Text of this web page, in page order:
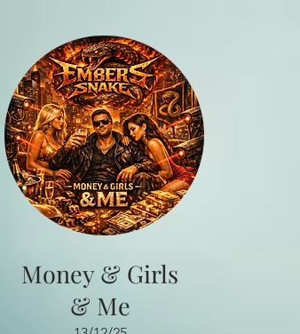
Money & Girls
& Me